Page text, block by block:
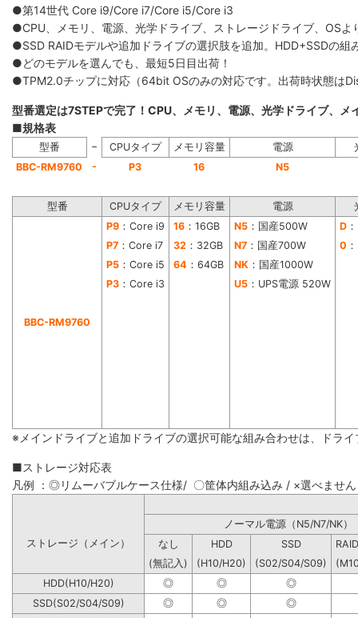
●第14世代 Core i9/Core i7/Core i5/Core i3
●CPU、メモリ、電源、光学ドライブ、ストレージドライブ、OS
●SSD RAIDモデルや追加ドライブの選択肢を追加。HDD+SSDの
●どのモデルを選んでも、最短5日目出荷！
●TPM2.0チップに対応（64bit OSのみの対応です。出荷時状態は
型番選定は7STEPで完了！CPU、メモリ、電源、光学ドライブ、
■規格表
型番 − CPUタイプ メモリ容量 電源
BBC-RM9760
- P3 16 N5
型番 CPUタイプ メモリ容量 電源
BBC-RM9760
P9 ：Core i9 16 ：16GB N5 ：国産500W D
P7 ：Core i7 32 ：32GB N7 ：国産700W 0
P5 ：Core i5 64 ：64GB NK ：国産1000W
P3 ：Core i3 U5 ：UPS電源 520W
※メインドライブと追加ドライブの選択可能な組み合わせは、ドラ
■ストレージ対応表
凡例 ：◎リムーバブルケース仕様/ 〇筐体内組み込み / ×選べません
ノーマル電源（N5/
ストレージ（メイン）
なし HDD SSD
(無記入)
(H10/H20) (S02/S04/S09)
HDD(H10/H20)
◎ ◎
◎
SSD(S02/S04/S09)
◎ ◎
◎